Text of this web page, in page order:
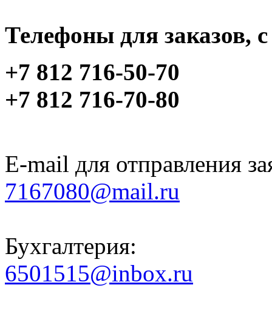
Телефоны для заказов,
+7 812 716-50-70
+7 812 716-70-80
E-mail для отправления
7167080@mail.ru
Бухгалтерия:
6501515@inbox.ru